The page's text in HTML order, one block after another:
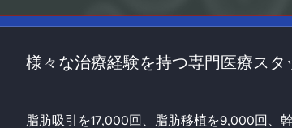
様々な治療経験を持つ専門医療スタ
脂肪吸引を17,000回、脂肪移植を9,000回、